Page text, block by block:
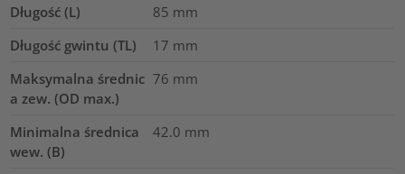
Długość (L)
85 mm
Długość gwintu (TL)
17 mm
Maksymalna średnic
a zew. (OD max.)
76 mm
Minimalna średnica
wew. (B)
42.0 mm